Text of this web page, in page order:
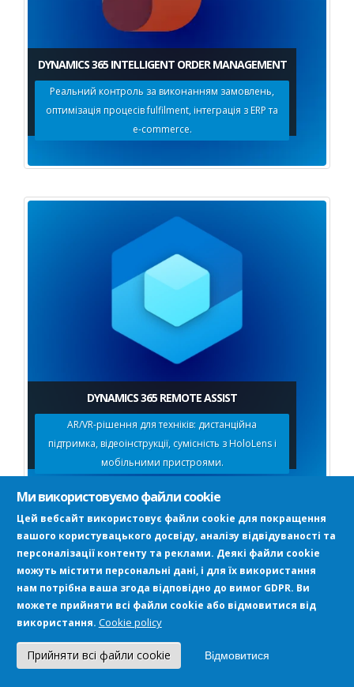
DYNAMICS 365 INTELLIGENT ORDER MANAGEMENT
Реальний контроль за виконанням замовлень,
оптимізація процесів fulfilment, інтеграція з ERP та
e-commerce.
DYNAMICS 365 REMOTE ASSIST
AR/VR-рішення для техніків: дистанційна
підтримка, відеоінструкції, сумісність з HoloLens і
мобільними пристроями.
Ми використовуємо файли cookie
Цей вебсайт використовує файли cookie для покращення
вашого користувацького досвіду, аналізу відвідуваності та
персоналізації контенту та реклами. Деякі файли cookie
можуть містити персональні дані, і для їх використання
нам потрібна ваша згода відповідно до вимог GDPR. Ви
можете прийняти всі файли cookie або відмовитися від
використання. Cookie policy
Прийняти всі файли cookie Відмовитися